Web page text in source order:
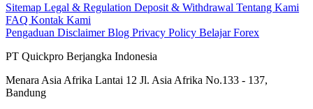
Sitemap Legal & Regulation Deposit & Withdrawal Tentang Kami
FAQ Kontak Kami
Pengaduan DisclaimerBlog Privacy Policy Belajar Forex
PT Quickpro Berjangka Indonesia
Menara Asia Afrika Lantai 12 Jl. Asia Afrika No.133 - 137,
Bandung